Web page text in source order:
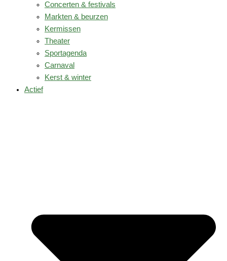
Concerten & festivals
Markten & beurzen
Kermissen
Theater
Sportagenda
Carnaval
Kerst & winter
Actief